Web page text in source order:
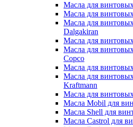
Масла для
Масла для
Масла для
Dalgakiran
Масла для
Масла для
Copco
Масла для
Масла для
Kraftmann
Масла для
Масла Mobil для
Масла Shell для
Масла Castrol для